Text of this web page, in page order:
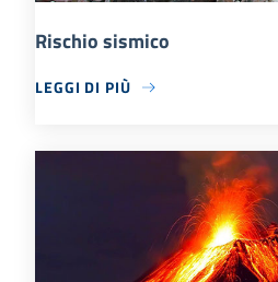
Rischio sismico
LEGGI DI PIÙ